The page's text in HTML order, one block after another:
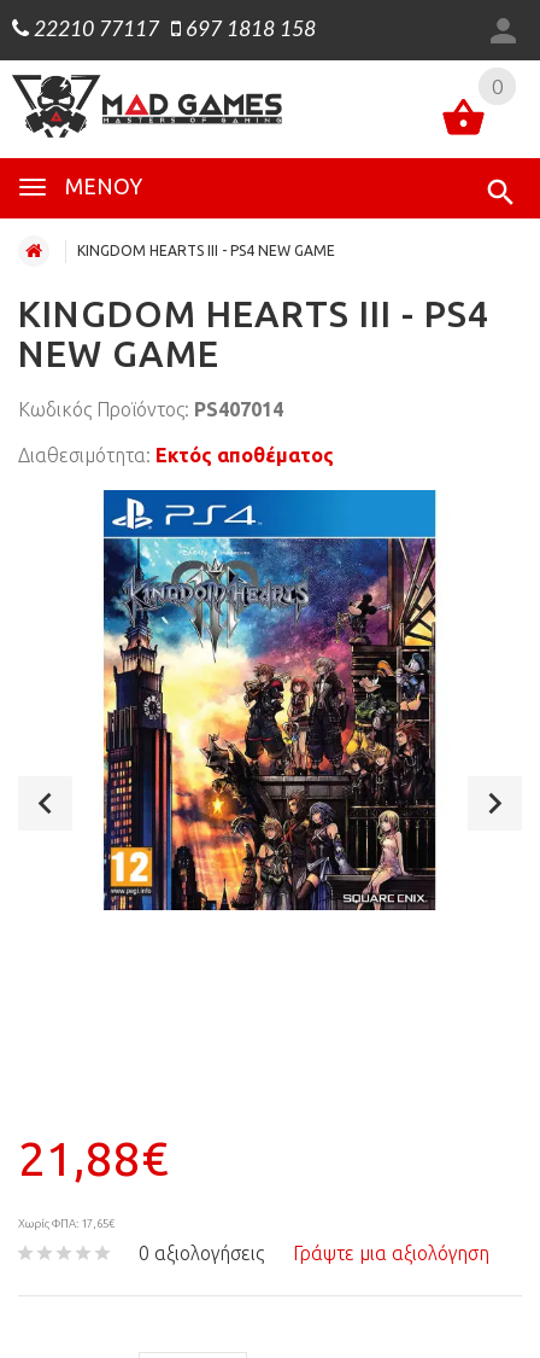
22210 77117 697 1818 158
0
ΜΕΝΟΎ
0
KINGDOM HEARTS III - PS4 NEW GAME
KINGDOM HEARTS III - PS4
NEW GAME
Κωδικός Προϊόντος: PS407014
Διαθεσιμότητα: Εκτός αποθέματος
21,88€
Χωρίς ΦΠΑ: 17,65€
0 αξιολογήσεις Γράψτε μια αξιολόγηση